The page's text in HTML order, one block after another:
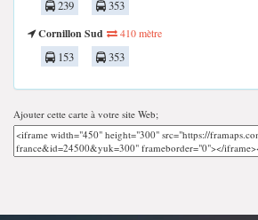
239
353
Cornillon Sud
410 mètre
153 353
Ajouter cette carte à votre site Web;